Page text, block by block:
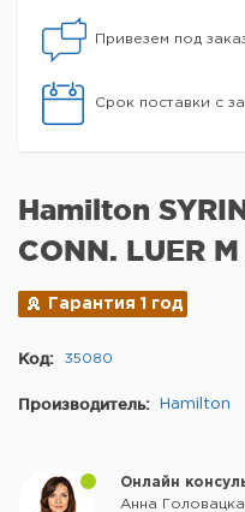
Привезем под
Срок поставки с
Hamilton
CONN. LUER
Гарантия 1 год
Код: 35080
Производитель: Hamilton
Онлайн
Анна